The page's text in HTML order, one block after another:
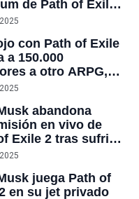
de Path of Exile
dos
con Path of Exile
a 150.000
a otro ARPG,
para
abandona
en vivo de
Exile 2 tras sufrir
por parte de
juega Path of
en su jet privado